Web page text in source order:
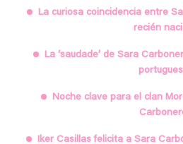
La curiosa coincidencia entre
recién
La ‘saudade’ de Sara
Noche clave para el clan
Iker Casillas felicita a Sara